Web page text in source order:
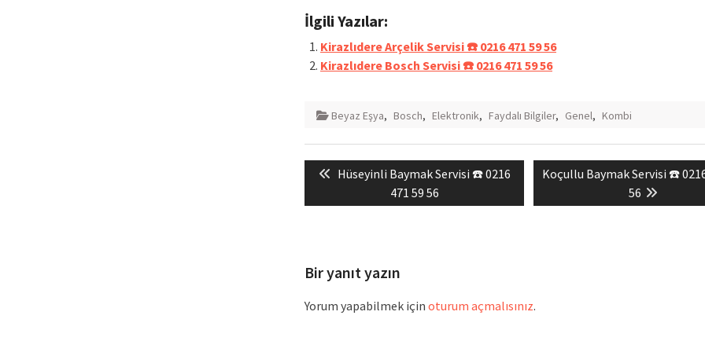
İlgili Yazılar:
Kirazlıdere Arçelik Servisi ☎️ 0216 471 59 56
Kirazlıdere Bosch Servisi ☎️ 0216 471 59 56
Beyaz Eşya, Bosch, Elektronik, Faydalı Bilgiler, Genel, Kombi
Yazı
gezinmesi
Previous
Hüseyinli Baymak Servisi ☎️ 0216
471 59 56
Next
Koçullu Baymak Servisi ☎️
56
Bir yanıt yazın
Yorum yapabilmek için oturum açmalısınız.